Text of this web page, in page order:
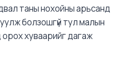
таны нохойны арьсанд
болзошгүй тул малын
хуваарийг дагаж